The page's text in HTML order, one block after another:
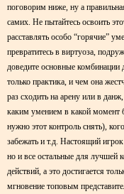
поговорим ниже, ну а
самих. Не пытайтесь освоить
расставлять особо “горячие”
превратитесь в виртуоза,
доведите основные
только практика, и чем она
раз сходить на арену или в
каким умением в какой момент
нужно этот контроль снять),
забежать и т.д. Настоящий
но и все остальные для лучшей
действий, а это достигается
мгновение топовым